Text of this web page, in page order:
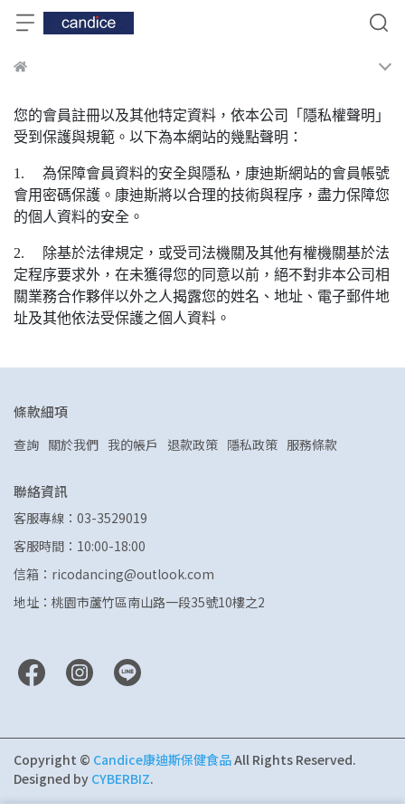
您的會員註冊以及其他特定資料，依本公司「隱私權聲明」
受到保護與規範。以下為本網站的幾點聲明：
1. 為保障會員資料的安全與隱私，康迪斯網站的會員帳號
會用密碼保護。康迪斯將以合理的技術與程序，盡力保障您
的個人資料的安全。
2. 除基於法律規定，或受司法機關及其他有權機關基於法
定程序要求外，在未獲得您的同意以前，絕不對非本公司相
關業務合作夥伴以外之人揭露您的姓名、地址、電子郵件地
址及其他依法受保護之個人資料。
條款細項
查詢 關於我們 我的帳戶 退款政策 隱私政策 服務條款
聯絡資訊
客服專線：03-3529019
客服時間：10:00-18:00
信箱：ricodancing@outlook.com
地址：桃園市蘆竹區南山路一段35號10樓之2
Copyright © Candice康迪斯保健食品All Rights Reserved.
Designed by CYBERBIZ.